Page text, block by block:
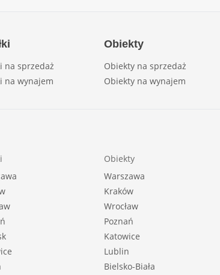
na sprzedaż
na wynajem
Obiekty
Obiekty na sprzedaż
Obiekty na wynajem
Obiekty
Warszawa
Kraków
Wrocław
Poznań
Katowice
Lublin
Bielsko-Biała